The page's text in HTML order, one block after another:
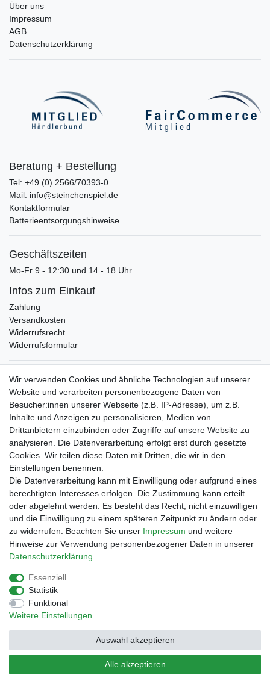
Über uns
Impressum
AGB
Datenschutzerklärung
Beratung + Bestellung
Tel: +49 (0) 2566/70393-0
Mail: info@steinchenspiel.de
Kontaktformular
Batterieentsorgungshinweise
Geschäftszeiten
Mo-Fr 9 - 12:30 und 14 - 18 Uhr
Infos zum Einkauf
Zahlung
Versandkosten
Widerrufsrecht
Widerrufsformular
Verpackungslizenz
bei der Landbell AG
Zahlungsarten
Vorabüberweisung
Rechnungskauf
Zahlung bei Abholung
PayPal (inkl. Kreditkarten)
Impressum
Barrierefreiheitserklärung
Vertrag widerrufen Kontakt
Wir verwenden Cookies und ähnliche Technologien auf unserer
Website und verarbeiten personenbezogene Daten von
Besucher:innen unserer Webseite (z.B. IP-Adresse), um z.B.
Inhalte und Anzeigen zu personalisieren, Medien von
Drittanbietern einzubinden oder Zugriffe auf unsere Website zu
analysieren. Die Datenverarbeitung erfolgt erst durch gesetzte
Cookies. Wir teilen diese Daten mit Dritten, die wir in den
Einstellungen benennen.
Die Datenverarbeitung kann mit Einwilligung oder aufgrund eines
berechtigten Interesses erfolgen. Die Zustimmung kann erteilt
oder abgelehnt werden. Es besteht das Recht, nicht einzuwilligen
und die Einwilligung zu einem späteren Zeitpunkt zu ändern oder
zu widerrufen. Beachten Sie unser Impressum und weitere
Hinweise zur Verwendung personenbezogener Daten in unserer
Daten­schutz­erklärung
Essenziell
Statistik
Funktional
Weitere Einstellungen
Alle akzeptieren
Auswahl akzeptieren